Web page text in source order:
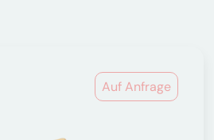
Auf Anfrage